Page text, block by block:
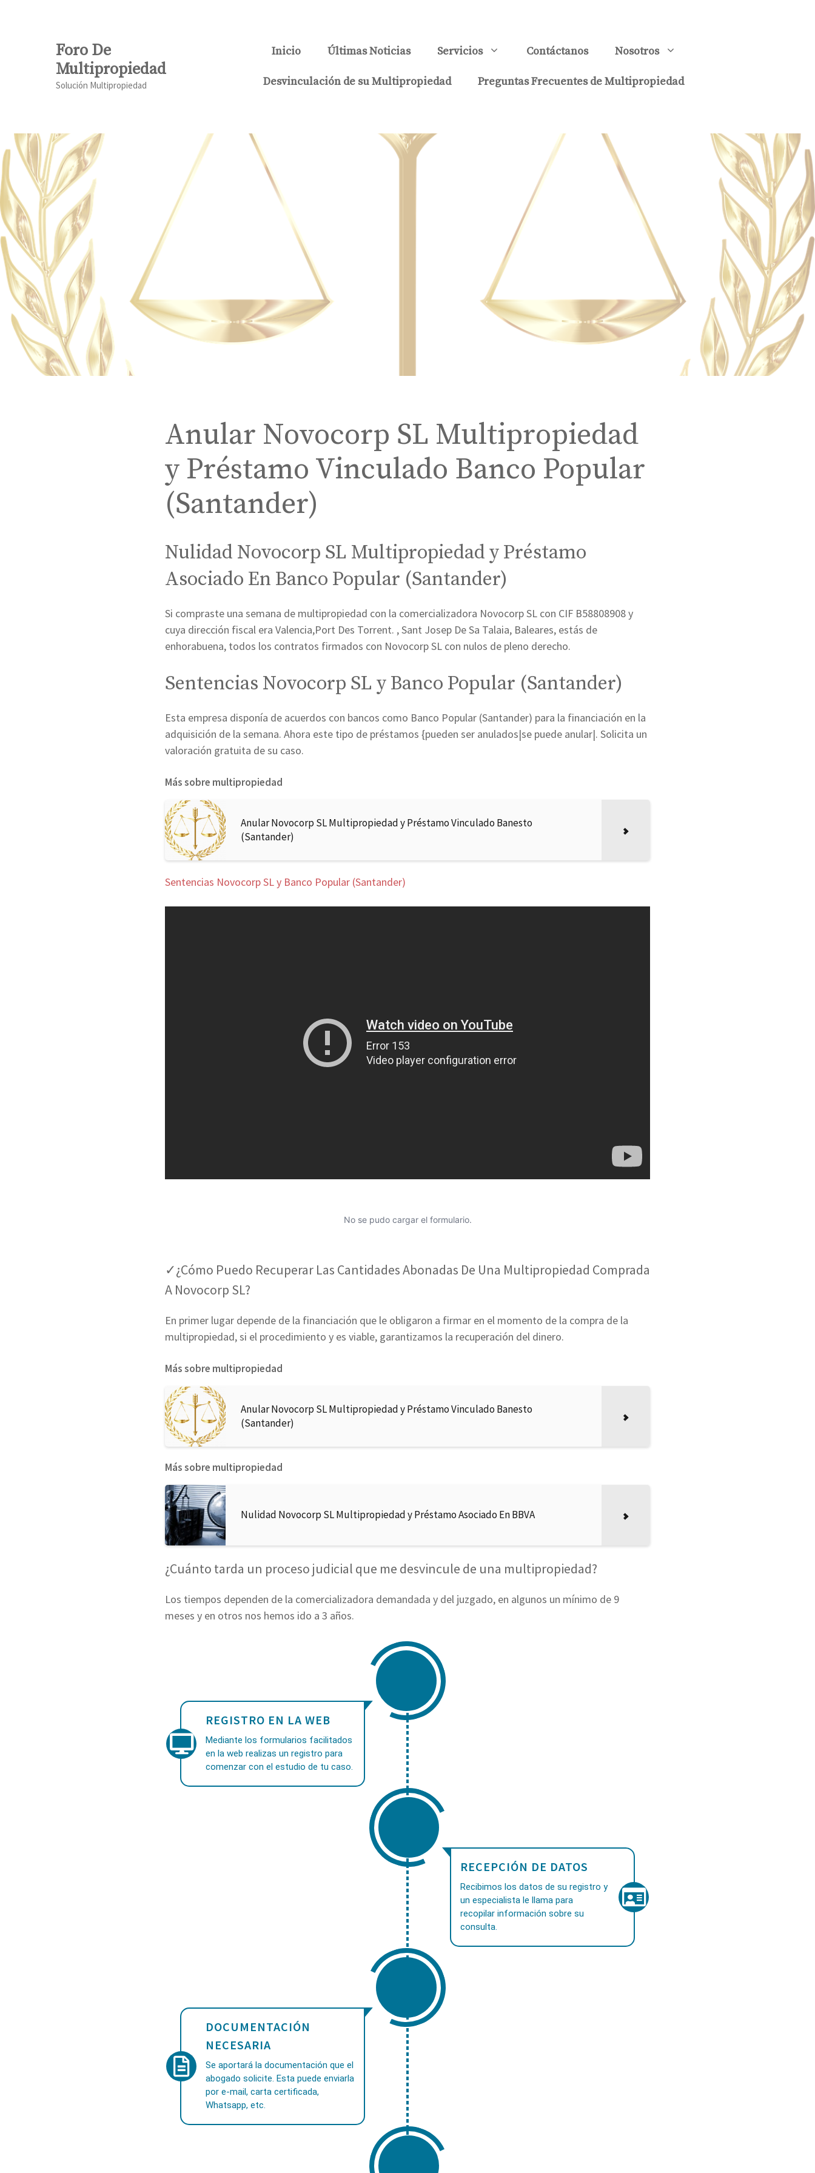
Foro De
Multipropiedad
Solución Multipropiedad
Inicio Últimas Noticias Servicios Contáctanos Nosotros
Desvinculación de su Multipropiedad Preguntas Frecuentes de Multipropiedad
Anular Novocorp SL Multipropiedad
y Préstamo Vinculado Banco Popular
(Santander)
Nulidad Novocorp SL Multipropiedad y Préstamo
Asociado En Banco Popular (Santander)
Si compraste una semana de multipropiedad con la comercializadora Novocorp SL con CIF B58808908 y
cuya dirección fiscal era Valencia,Port Des Torrent. , Sant Josep De Sa Talaia, Baleares, estás de
enhorabuena, todos los contratos firmados con Novocorp SL con nulos de pleno derecho.
Sentencias Novocorp SL y Banco Popular (Santander)
Esta empresa disponía de acuerdos con bancos como Banco Popular (Santander) para la financiación en la
adquisición de la semana. Ahora este tipo de préstamos {pueden ser anulados|se puede anular|. Solicita un
valoración gratuita de su caso.
Más sobre multipropiedad
Anular Novocorp SL Multipropiedad y Préstamo Vinculado Banesto
(Santander)
Sentencias Novocorp SL y Banco Popular (Santander)
No se pudo cargar el formulario.
✓¿Cómo Puedo Recuperar Las Cantidades Abonadas De Una Multipropiedad Comprada
A Novocorp SL?
En primer lugar depende de la financiación que le obligaron a firmar en el momento de la compra de la
multipropiedad, si el procedimiento y es viable, garantizamos la recuperación del dinero.
Más sobre multipropiedad
Anular Novocorp SL Multipropiedad y Préstamo Vinculado Banesto
(Santander)
Más sobre multipropiedad
Nulidad Novocorp SL Multipropiedad y Préstamo Asociado En BBVA
¿Cuánto tarda un proceso judicial que me desvincule de una multipropiedad?
Los tiempos dependen de la comercializadora demandada y del juzgado, en algunos un mínimo de 9
meses y en otros nos hemos ido a 3 años.
REGISTRO EN LA WEB
Mediante los formularios facilitados
en la web realizas un registro para
comenzar con el estudio de tu caso.
RECEPCIÓN DE DATOS
Recibimos los datos de su registro y
un especialista le llama para
recopilar información sobre su
consulta.
DOCUMENTACIÓN
NECESARIA
Se aportará la documentación que el
abogado solicite. Esta puede enviarla
por e-mail, carta certificada,
Whatsapp, etc.